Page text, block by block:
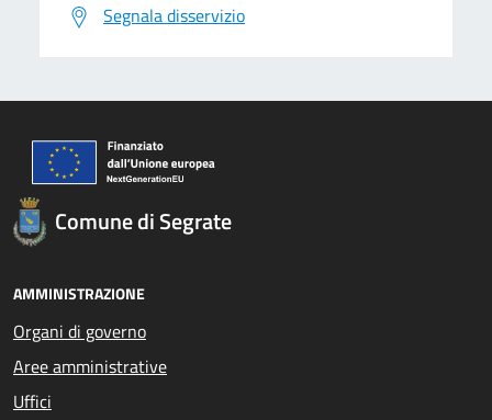
Segnala disservizio
Comune di Segrate
AMMINISTRAZIONE
Organi di governo
Aree amministrative
Uffici